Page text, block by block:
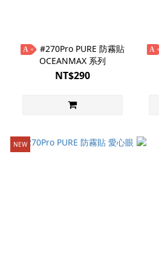
A
OCEANMAX 系列
NT$290
A
NEW